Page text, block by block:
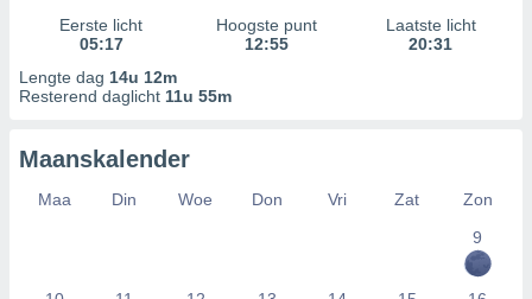
Eerste licht
05:17
Hoogste punt
12:55
Laatste licht
20:31
Lengte dag 14u 12m
Resterend daglicht 11u 55m
Maanskalender
Maa Din Woe Don Vri Zat
Zon
9